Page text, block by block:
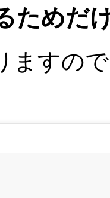
ためだ
ますの